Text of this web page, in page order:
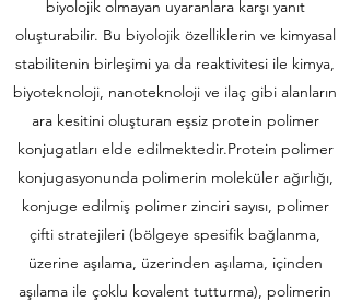
biyolojik olmayan uyaranlara karşı yanıt
oluşturabilir. Bu biyolojik özelliklerin ve kimyasal
stabilitenin birleşimi ya da reaktivitesi ile kimya,
biyoteknoloji, nanoteknoloji ve ilaç gibi alanların
ara kesitini oluşturan eşsiz protein polimer
konjugatları elde edilmektedir.Protein polimer
konjugasyonunda polimerin moleküler ağırlığı,
konjuge edilmiş polimer zinciri sayısı, polimer
çifti stratejileri (bölgeye spesifik bağlanma,
üzerine aşılama, üzerinden aşılama, içinden
aşılama ile çoklu kovalent tutturma), polimerin